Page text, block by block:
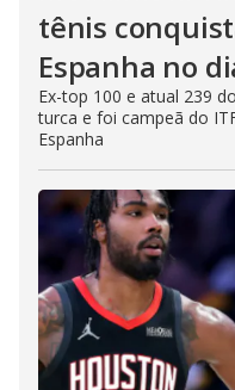
tênis
Espanha no
Ex-top 100 e atual 239
turca e foi campeã do
Espanha